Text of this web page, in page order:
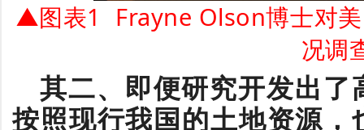
▲图表1 Frayne Olson博士对
况调
其二、即便研究开发出
按照现行我国的土地资源